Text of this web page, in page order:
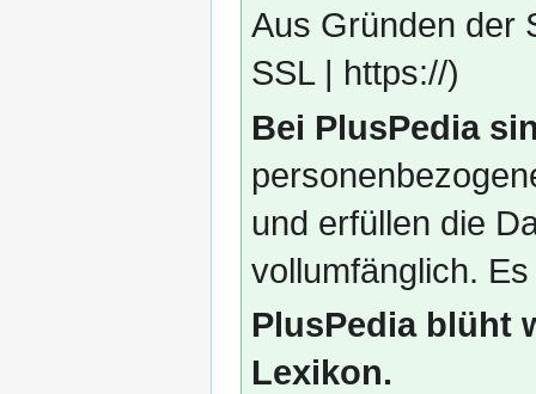
Aus Gründen der
SSL | https://)
Bei PlusPedia
und erfüllen die
vollumfänglich.
PlusPedia blüht
Lexikon.